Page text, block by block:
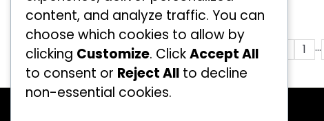
su talento en diversos…
Kenji Takahashi
Posts
pagination
Previous 1 …
Buscar
content, and analyze traffic. You can
choose which cookies to allow by
clicking Customize. ClickAccept All
to consent or Reject All to decline
non-essential cookies.